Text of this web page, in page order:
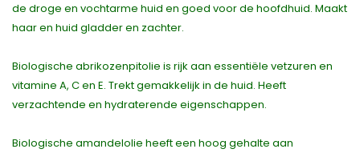
de droge en vochtarme huid en goed voor de hoofdhuid. Maakt
haar en huid gladder en zachter.
Biologische abrikozenpitolie is rijk aan essentiële vetzuren en
vitamine A, C en E. Trekt gemakkelijk in de huid. Heeft
verzachtende en hydraterende eigenschappen.
Biologische amandelolie heeft een hoog gehalte aan